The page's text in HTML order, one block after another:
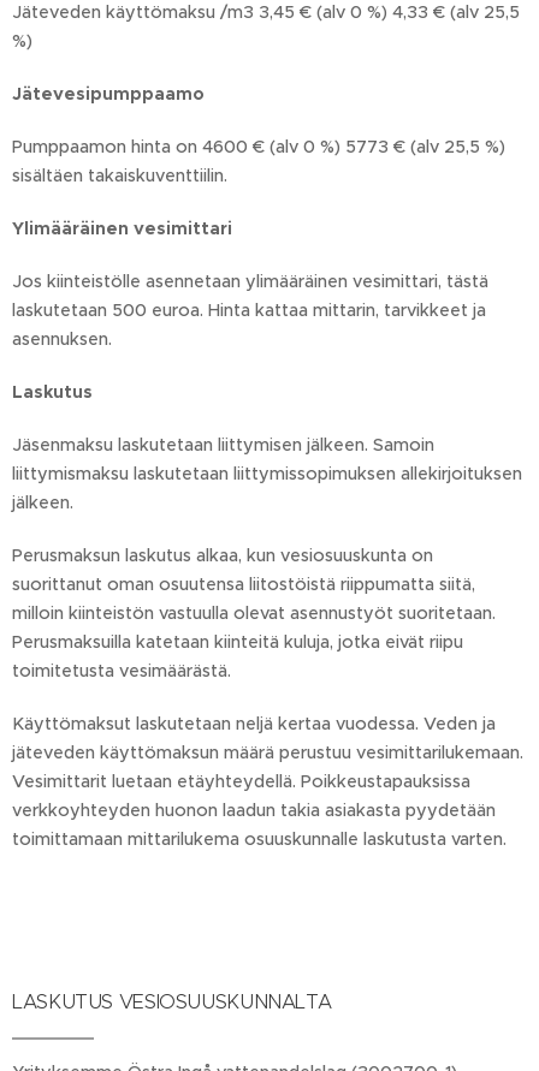
Jäteveden käyttömaksu /m3 3,45 € (alv 0 %) 4,33 € (alv 25,5
%)
Jätevesipumppaamo
Pumppaamon hinta on 4600 € (alv 0 %) 5773 € (alv 25,5 %)
sisältäen takaiskuventtiilin.
Ylimääräinen vesimittari
Jos kiinteistölle asennetaan ylimääräinen vesimittari, tästä
laskutetaan 500 euroa. Hinta kattaa mittarin, tarvikkeet ja
asennuksen.
Laskutus
Jäsenmaksu laskutetaan liittymisen jälkeen. Samoin
liittymismaksu laskutetaan liittymissopimuksen allekirjoituksen
jälkeen.
Perusmaksun laskutus alkaa, kun vesiosuuskunta on
suorittanut oman osuutensa liitostöistä riippumatta siitä,
milloin kiinteistön vastuulla olevat asennustyöt suoritetaan.
Perusmaksuilla katetaan kiinteitä kuluja, jotka eivät riipu
toimitetusta vesimäärästä.
Käyttömaksut laskutetaan neljä kertaa vuodessa. Veden ja
jäteveden käyttömaksun määrä perustuu vesimittarilukemaan.
Vesimittarit luetaan etäyhteydellä. Poikkeustapauksissa
verkkoyhteyden huonon laadun takia asiakasta pyydetään
toimittamaan mittarilukema osuuskunnalle laskutusta varten.
LASKUTUS VESIOSUUSKUNNALTA